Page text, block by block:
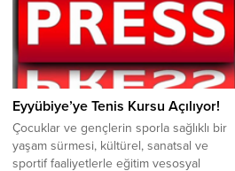
gerçekleştirilecek. Türkiye’nin birinci,
Avrupa’nın ise en prestijli
turnuvalarından biri olarak kabul edilen
organizasyon, bu yıl da yerli...
Eyyübiye’ye Tenis Kursu Açılıyor!
Çocuklar ve gençlerin sporla sağlıklı bir
yaşam sürmesi, kültürel, sanatsal ve
sportif faaliyetlerle eğitim vesosyal